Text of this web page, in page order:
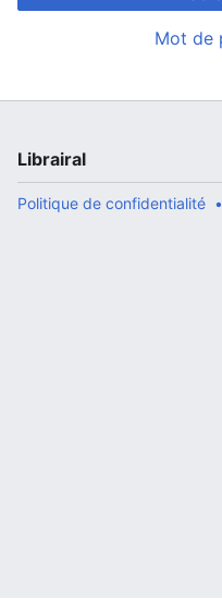
Mot de
Librairal
Politique de confidentialité